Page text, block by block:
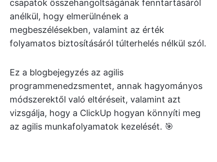
csapatok összehangoltságának fenntartásáról
anélkül, hogy elmerülnének a
megbeszélésekben, valamint az érték
folyamatos biztosításáról túlterhelés nélkül szól.
Ez a blogbejegyzés az agilis
programmenedzsmentet, annak hagyományos
módszerektől való eltéréseit, valamint azt
vizsgálja, hogy a ClickUp hogyan könnyíti meg
az agilis munkafolyamatok kezelését. 🎯